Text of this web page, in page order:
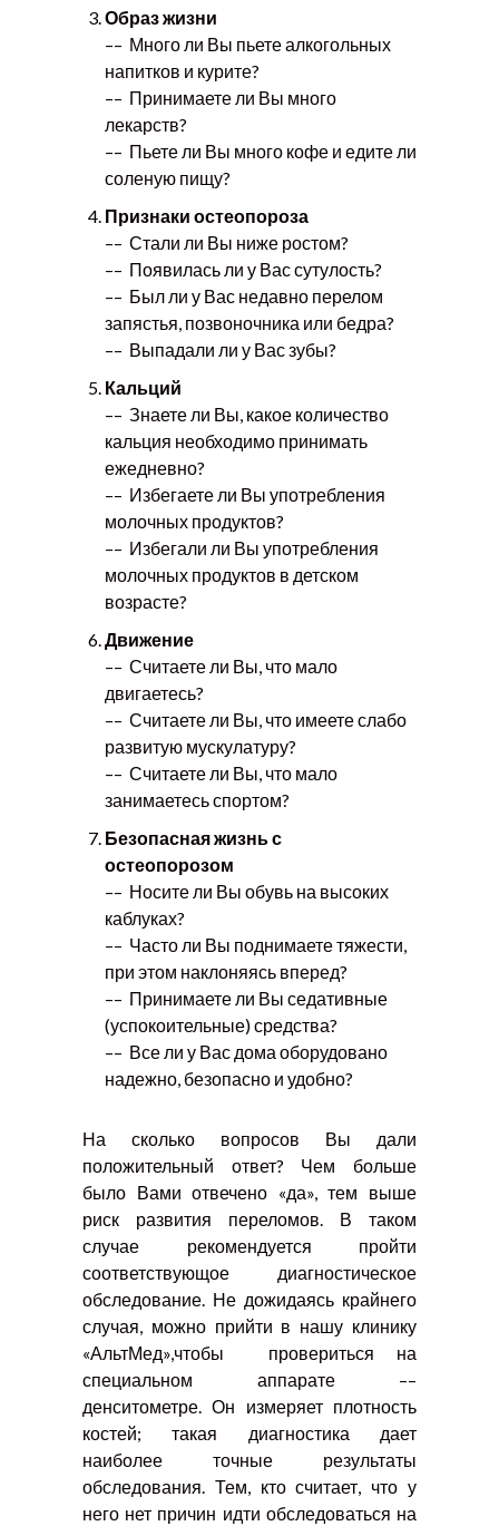
Образ жизни
–– Много ли Вы пьете алкогольных
напитков и курите?
–– Принимаете ли Вы много
лекарств?
–– Пьете ли Вы много кофе и едите ли
соленую пищу?
Признаки остеопороза
–– Стали ли Вы ниже ростом?
–– Появилась ли у Вас сутулость?
–– Был ли у Вас недавно перелом
запястья, позвоночника или бедра?
–– Выпадали ли у Вас зубы?
Кальций
–– Знаете ли Вы, какое количество
кальция необходимо принимать
ежедневно?
–– Избегаете ли Вы употребления
молочных продуктов?
–– Избегали ли Вы употребления
молочных продуктов в детском
возрасте?
Движение
–– Считаете ли Вы, что мало
двигаетесь?
–– Считаете ли Вы, что имеете слабо
развитую мускулатуру?
–– Считаете ли Вы, что мало
занимаетесь спортом?
Безопасная жизнь с
остеопорозом
–– Носите ли Вы обувь на высоких
каблуках?
–– Часто ли Вы поднимаете тяжести,
при этом наклоняясь вперед?
–– Принимаете ли Вы седативные
(успокоительные) средства?
–– Все ли у Вас дома оборудовано
надежно, безопасно и удобно?
На сколько вопросов Вы дали
положительный ответ? Чем больше
было Вами отвечено «да», тем выше
риск развития переломов. В таком
случае рекомендуется пройти
соответствующое диагностическое
обследование. Не дожидаясь крайнего
случая, можно прийти в нашу клинику
«АльтМед»,чтобы провериться на
специальном аппарате ––
денситометре. Он измеряет плотность
костей; такая диагностика дает
наиболее точные результаты
обследования. Тем, кто считает, что у
него нет причин идти обследоваться на